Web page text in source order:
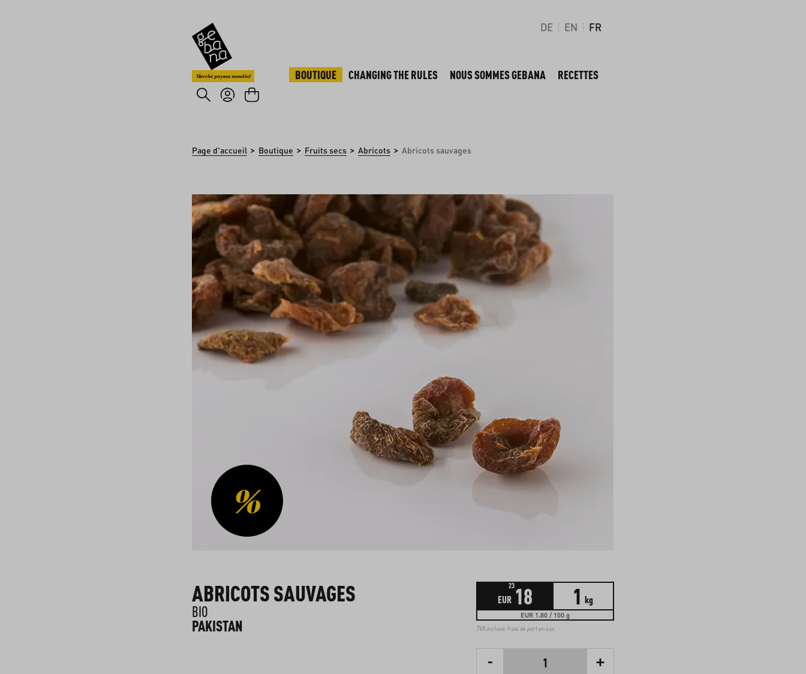
DE EN FR
Marché paysan mondial BOUTIQUE CHANGING THE RULES NOUS SOMMES GEBANA RECETTES
Page d'accueil > Boutique > Fruits secs > Abricots > Abricots sauvages
Ignorer la galerie d'images
ABRICOTS SAUVAGES
BIO
PAKISTAN
23
EUR 18 1 kg
EUR 1.80 / 100 g
TVA incluse, frais de port en sus
- 1 +